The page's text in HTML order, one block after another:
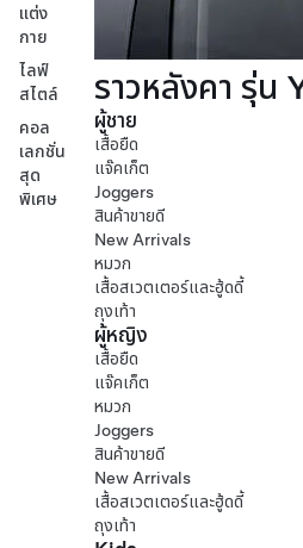
แต่ง
กาย
ไลฟ์
สไตล์
คอล
เลกชั่น
สุด
พิเศษ
ราวหลังคา รุ่น
ผู้ชาย
เสื้อยืด
แจ๊คเก็ต
Joggers
สินค้าขายดี
New Arrivals
หมวก
เสื้อสเวตเตอร์และฮู้ดดี้
ถุงเท้า
ผู้หญิง
เสื้อยืด
แจ๊คเก็ต
หมวก
Joggers
สินค้าขายดี
New Arrivals
เสื้อสเวตเตอร์และฮู้ดดี้
ถุงเท้า